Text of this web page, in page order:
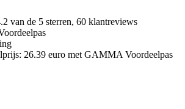
van de 5 sterren, 60 klantreviews
26.39 euro met GAMMA Voordeelpas